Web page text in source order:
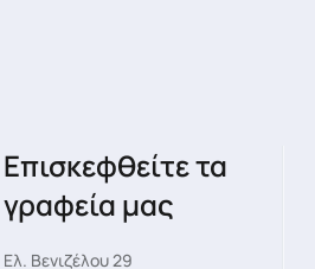
Επισκεφθείτε τα
γραφεία μας
Ελ. Βενιζέλου 29